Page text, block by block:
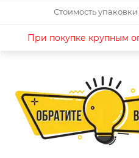
Стоимость
При покупке крупным